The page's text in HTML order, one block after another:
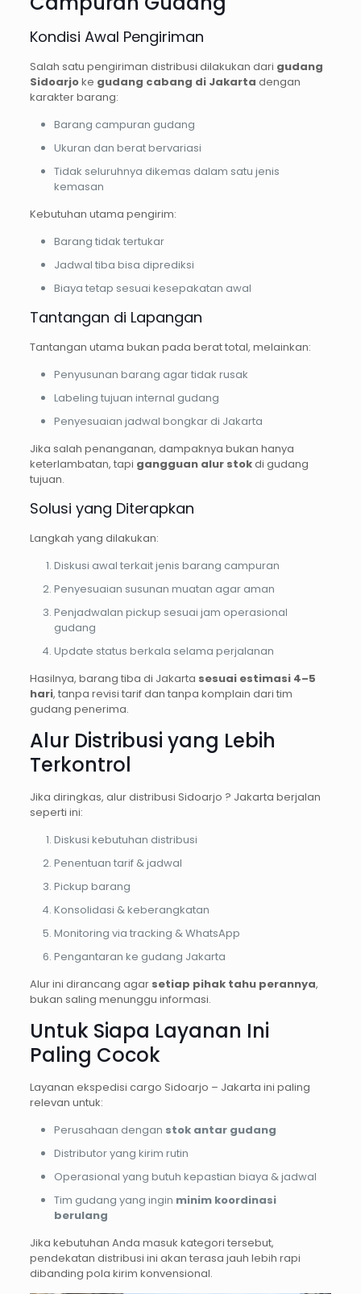
Kondisi Awal Pengiriman
Salah satu pengiriman distribusi dilakukan dari gudang
Sidoarjoke gudang cabang di Jakarta dengan
karakter barang:
Barang campuran gudang
Ukuran dan berat bervariasi
Tidak seluruhnya dikemas dalam satu jenis
kemasan
Kebutuhan utama pengirim:
Barang tidak tertukar
Jadwal tiba bisa diprediksi
Biaya tetap sesuai kesepakatan awal
Tantangan di Lapangan
Tantangan utama bukan pada berat total, melainkan:
Penyusunan barang agar tidak rusak
Labeling tujuan internal gudang
Penyesuaian jadwal bongkar di Jakarta
Jika salah penanganan, dampaknya bukan hanya
keterlambatan, tapi gangguan alur stokdi gudang
tujuan.
Solusi yang Diterapkan
Langkah yang dilakukan:
Diskusi awal terkait jenis barang campuran
Penyesuaian susunan muatan agar aman
Penjadwalan pickup sesuai jam operasional
gudang
Update status berkala selama perjalanan
Hasilnya, barang tiba di Jakarta sesuai estimasi 4–5
hari, tanpa revisi tarif dan tanpa komplain dari tim
gudang penerima.
Alur Distribusi yang Lebih
Terkontrol
Jika diringkas, alur distribusi Sidoarjo ? Jakarta berjalan
seperti ini:
Diskusi kebutuhan distribusi
Penentuan tarif & jadwal
Pickup barang
Konsolidasi & keberangkatan
Monitoring via tracking & WhatsApp
Pengantaran ke gudang Jakarta
Alur ini dirancang agar setiap pihak tahu perannya,
bukan saling menunggu informasi.
Untuk Siapa Layanan Ini
Paling Cocok
Layanan ekspedisi cargo Sidoarjo – Jakarta ini paling
relevan untuk:
Perusahaan dengan stok antar gudang
Distributor yang kirim rutin
Operasional yang butuh kepastian biaya & jadwal
Tim gudang yang ingin minim koordinasi
berulang
Jika kebutuhan Anda masuk kategori tersebut,
pendekatan distribusi ini akan terasa jauh lebih rapi
dibanding pola kirim konvensional.